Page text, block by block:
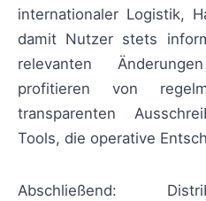
internationaler Logistik,
damit Nutzer stets
relevanten
profitieren von
transparenten
Tools, die operative
Abschließend: